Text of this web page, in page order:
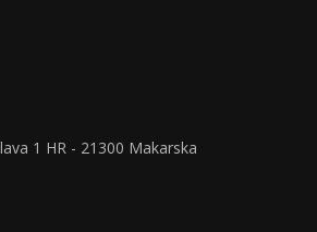
1 HR - 21300 Makarska